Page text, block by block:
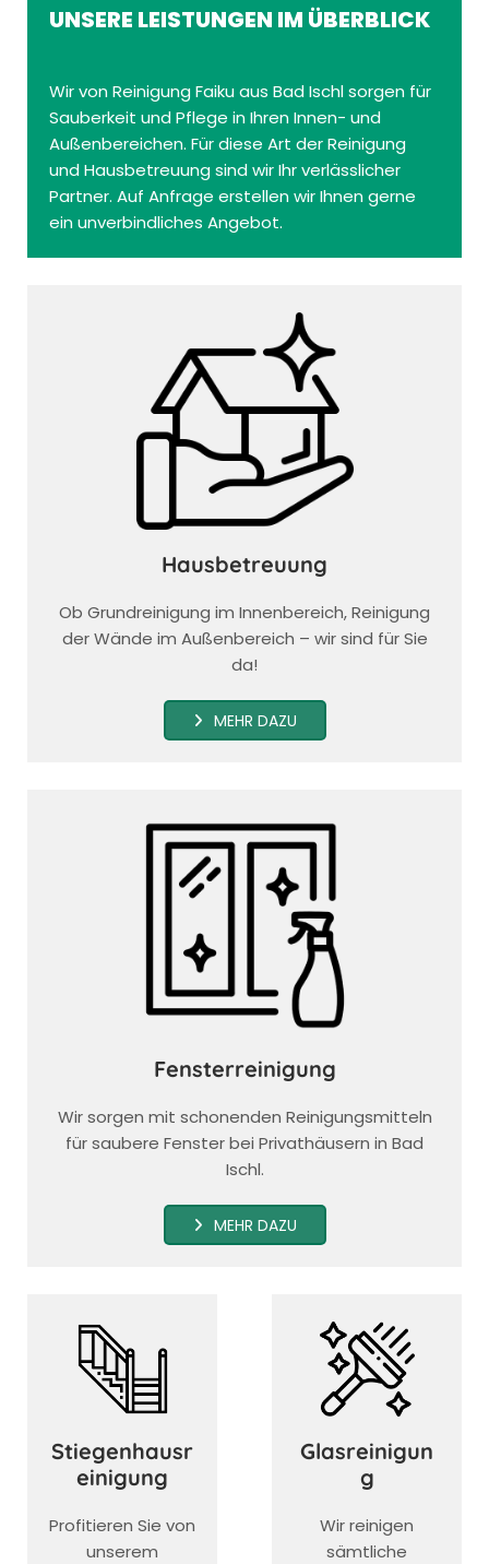
UNSERE LEISTUNGEN IM ÜBERBLICK
Wir von Reinigung Faiku aus Bad Ischl sorgen für
Sauberkeit und Pflege in Ihren Innen- und
Außenbereichen. Für diese Art der Reinigung
und Hausbetreuung sind wir Ihr verlässlicher
Partner. Auf Anfrage erstellen wir Ihnen gerne
ein unverbindliches Angebot.
Hausbetreuung
Ob Grundreinigung im Innenbereich, Reinigung
der Wände im Außenbereich – wir sind für Sie
da!
MEHR DAZU
Fensterreinigung
Wir sorgen mit schonenden Reinigungsmitteln
für saubere Fenster bei Privathäusern in Bad
Ischl.
MEHR DAZU
Stiegenhausr
einigung
Profitieren Sie von
unserem
Glasreinigun
g
Wir reinigen
sämtliche